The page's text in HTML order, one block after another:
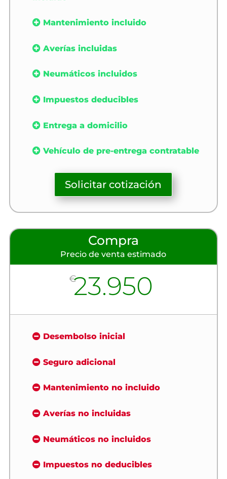
Mantenimiento incluido
Averías incluidas
Neumáticos incluidos
Impuestos deducibles
Entrega a domicilio
Vehículo de pre-entrega contratable
Solicitar cotización
Compra
Precio de venta estimado
€23.950
Desembolso inicial
Seguro adicional
Mantenimiento no incluido
Averías no incluidas
Neumáticos no incluidos
Impuestos no deducibles